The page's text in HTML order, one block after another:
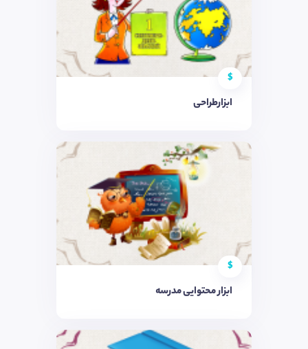
$
ابزارطراحی
$
ابزار محتوایی مدرسه